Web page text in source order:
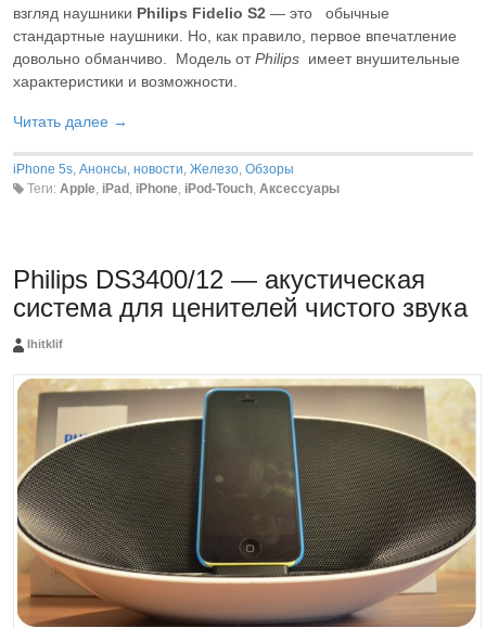
взгляд наушники Philips Fidelio S2 — это обычные
стандартные наушники. Но, как правило, первое впечатление
довольно обманчиво. Модель отPhilips имеет внушительные
характеристики и возможности.
Читать далее →
iPhone 5s Анонсы, новости Железо Обзоры
Теги: Apple iPad iPhone iPod-Touch Аксессуары
Philips DS3400/12 — акустическая
система для ценителей чистого звука
Ihitklif